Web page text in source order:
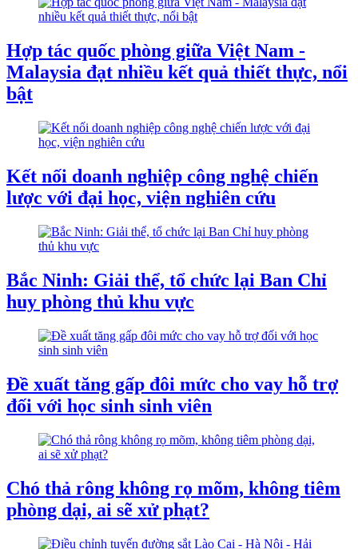
Hợp tác quốc phòng giữa Việt Nam -
Malaysia đạt nhiều kết quả thiết thực, nổi
bật
Kết nối doanh nghiệp công nghệ chiến
lược với đại học, viện nghiên cứu
Bắc Ninh: Giải thể, tổ chức lại Ban Chỉ
huy phòng thủ khu vực
Đề xuất tăng gấp đôi mức cho vay hỗ trợ
đối với học sinh sinh viên
Chó thả rông không rọ mõm, không tiêm
phòng dại, ai sẽ xử phạt?